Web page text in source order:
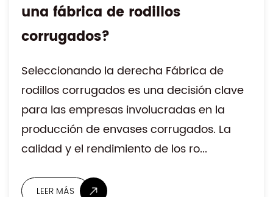
LEER MÁS
una fábrica de rodillos
corrugados?
Seleccionando la derecha Fábrica de
rodillos corrugados es una decisión clave
para las empresas involucradas en la
producción de envases corrugados. La
calidad y el rendimiento de los ro...